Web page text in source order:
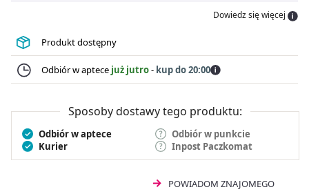
Dowiedz się więcej
Produkt dostępny
Odbiór w aptece już jutro- kup do 20:00
Sposoby dostawy tego produktu:
Odbiór w aptece
Odbiór w punkcie
Kurier
Inpost Paczkomat
POWIADOM ZNAJOMEGO